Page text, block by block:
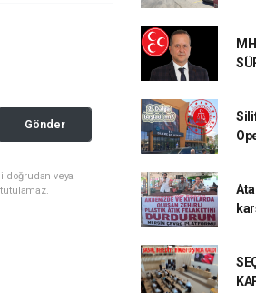
Gönder
doğrudan veya